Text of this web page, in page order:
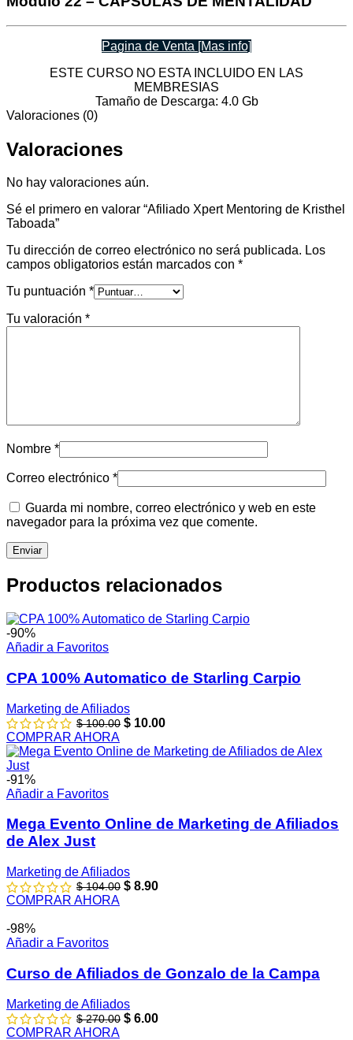
Pagina de Venta [Mas info]
ESTE CURSO NO ESTA INCLUIDO EN LAS
MEMBRESIAS
Tamaño de Descarga: 4.0 Gb
Valoraciones (0)
Valoraciones
No hay valoraciones aún.
Sé el primero en valorar “Afiliado Xpert Mentoring de Kristhel
Taboada”
Tu dirección de correo electrónico no será publicada. Los
campos obligatorios están marcados con *
Tu puntuación *
Tu valoración *
Nombre *
Correo electrónico *
Guarda mi nombre, correo electrónico y web en este
navegador para la próxima vez que comente.
Productos relacionados
-90%
Añadir a Favoritos
CPA 100% Automatico de Starling Carpio
Marketing de Afiliados
$100.00 $ 10.00
COMPRAR AHORA
-91%
Añadir a Favoritos
Mega Evento Online de Marketing de Afiliados
de Alex Just
Marketing de Afiliados
$104.00 $ 8.90
COMPRAR AHORA
-98%
Añadir a Favoritos
Curso de Afiliados de Gonzalo de la Campa
Marketing de Afiliados
$270.00 $ 6.00
COMPRAR AHORA